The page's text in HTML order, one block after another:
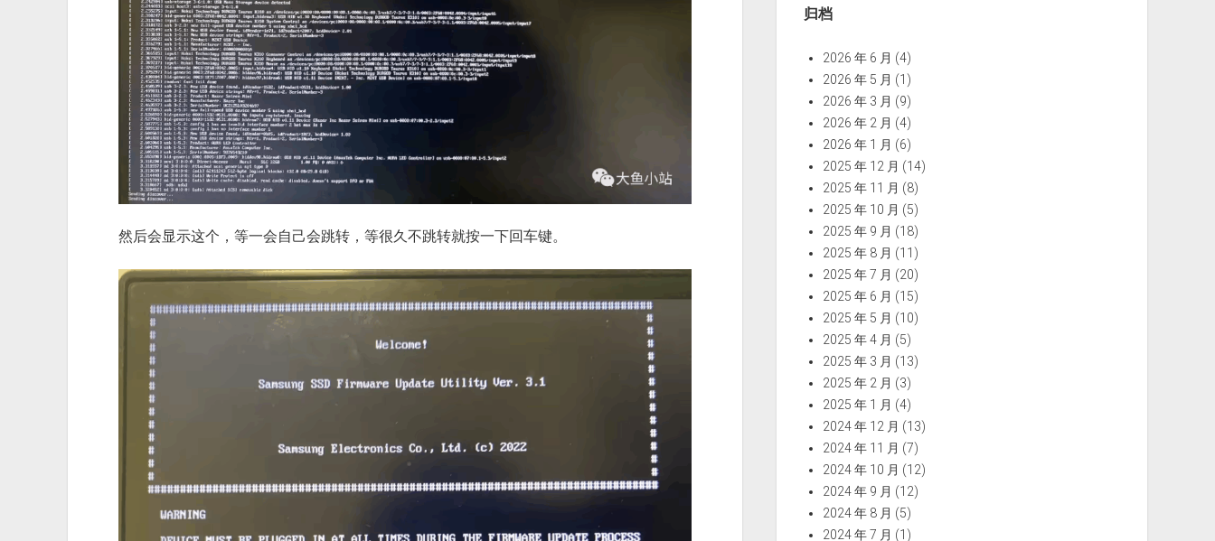
然后会显示这个，等一会自己会跳转，等很久不跳转就按一下回车键。
归档
2026 年 6 月 (4)
2026 年 5 月 (1)
2026 年 3 月 (9)
2026 年 2 月 (4)
2026 年 1 月 (6)
2025 年 12 月 (14)
2025 年 11 月 (8)
2025 年 10 月 (5)
2025 年 9 月 (18)
2025 年 8 月 (11)
2025 年 7 月 (20)
2025 年 6 月 (15)
2025 年 5 月 (10)
2025 年 4 月 (5)
2025 年 3 月 (13)
2025 年 2 月 (3)
2025 年 1 月 (4)
2024 年 12 月 (13)
2024 年 11 月 (7)
2024 年 10 月 (12)
2024 年 9 月 (12)
2024 年 8 月 (5)
2024 年 7 月 (1)